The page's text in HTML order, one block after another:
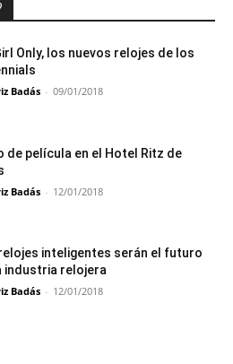
Only, los nuevos relojes de los
Badás - 09/01/2018
de película en el Hotel Ritz de
Badás - 12/01/2018
inteligentes serán el futuro
industria relojera
Badás - 12/01/2018